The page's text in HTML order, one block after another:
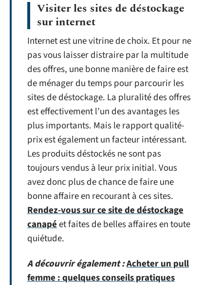
Visiter les sites de déstockage
sur internet
Internet est une vitrine de choix. Et pour ne
pas vous laisser distraire par la multitude
des offres, une bonne manière de faire est
de ménager du temps pour parcourir les
sites de déstockage. La pluralité des offres
est effectivement l’un des avantages les
plus importants. Mais le rapport qualité-
prix est également un facteur intéressant.
Les produits déstockés ne sont pas
toujours vendus à leur prix initial. Vous
avez donc plus de chance de faire une
bonne affaire en recourant à ces sites.
Rendez-vous sur ce site de déstockage
canapéet faites de belles affaires en toute
quiétude.
A découvrir également :Acheter un pull
femme : quelques conseils pratiques